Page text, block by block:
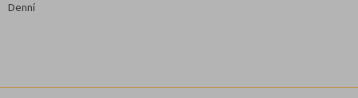
Denní